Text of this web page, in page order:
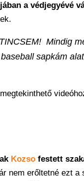
a védjegyévé
Mindig
sapkám
Kozso festett
nem erőltetné ezt